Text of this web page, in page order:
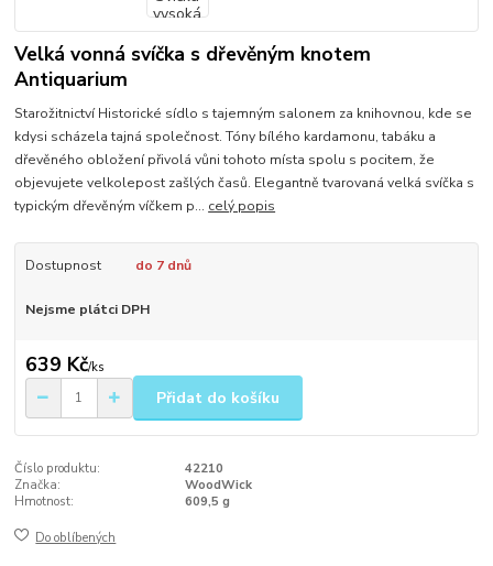
Velká vonná svíčka s dřevěným knotem
Antiquarium
Starožitnictví Historické sídlo s tajemným salonem za knihovnou, kde se
kdysi scházela tajná společnost. Tóny bílého kardamonu, tabáku a
dřevěného obložení přivolá vůni tohoto místa spolu s pocitem, že
objevujete velkolepost zašlých časů. Elegantně tvarovaná velká svíčka s
typickým dřevěným víčkem p... celý popis
Dostupnost do 7 dnů
Nejsme plátci DPH
639 Kč/ks
Přidat do košíku
Číslo produktu:
42210
Značka:
WoodWick
Hmotnost:
609,5 g
Do oblíbených